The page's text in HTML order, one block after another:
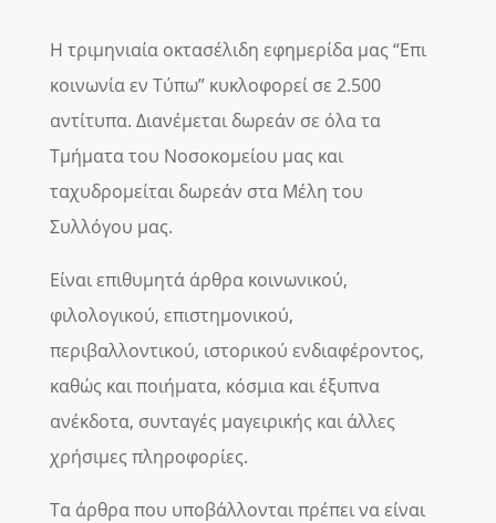
Η τριμηνιαία οκτασέλιδη εφημερίδα μας “Επι
κοινωνία εν Τύπω” κυκλοφορεί σε 2.500
αντίτυπα. Διανέμεται δωρεάν σε όλα τα
Τμήματα του Νοσοκομείου μας και
ταχυδρομείται δωρεάν στα Μέλη του
Συλλόγου μας.
Είναι επιθυμητά άρθρα κοινωνικού,
φιλολογικού, επιστημονικού,
περιβαλλοντικού, ιστορικού ενδιαφέροντος,
καθώς και ποιήματα, κόσμια και έξυπνα
ανέκδοτα, συνταγές μαγειρικής και άλλες
χρήσιμες πληροφορίες.
Τα άρθρα που υποβάλλονται πρέπει να είναι